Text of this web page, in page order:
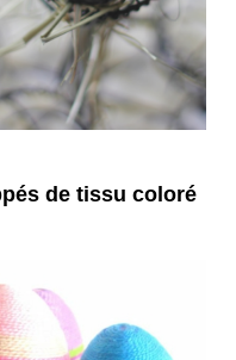
de tissu coloré